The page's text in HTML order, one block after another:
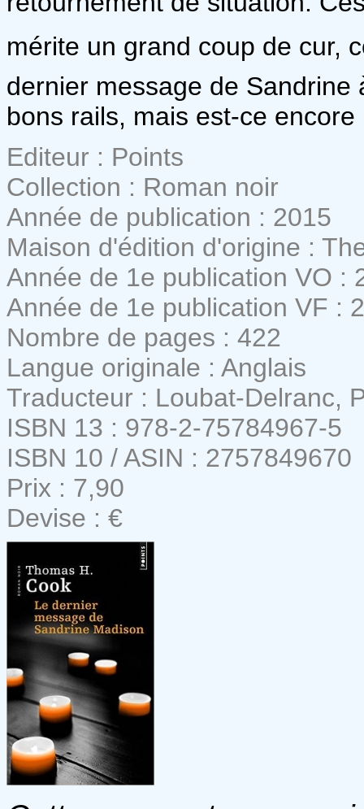
mérite un grand coup de cur,
dernier message de
bons rails, mais est-ce encore
Editeur : Points
Collection : Roman noir
Année de publication : 2015
Maison d'édition d'origine :
Année de 1e publication VO :
Année de 1e publication VF :
Nombre de pages : 422
Langue originale : Anglais
Traducteur : Loubat-Delranc,
ISBN 13 : 978-2-75784967-5
ISBN 10 / ASIN : 2757849670
Prix : 7,90
Devise : €